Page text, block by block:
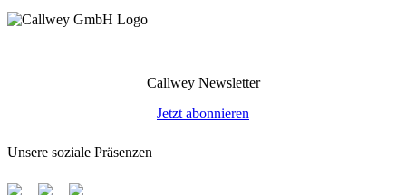
Callwey Newsletter
Jetzt abonnieren
Unsere soziale Präsenzen